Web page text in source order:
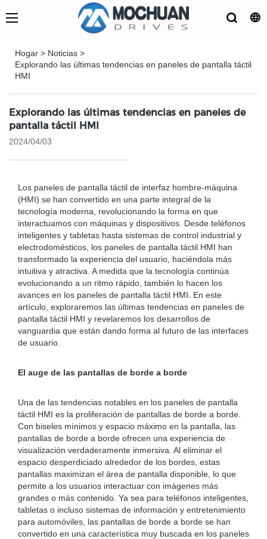
Hogar > Noticias >
Explorando las últimas tendencias en paneles de pantalla táctil
HMI
Explorando las últimas tendencias en paneles de
pantalla táctil HMI
2024/04/03
Los paneles de pantalla táctil de interfaz hombre-máquina
(HMI) se han convertido en una parte integral de la
tecnología moderna, revolucionando la forma en que
interactuamos con máquinas y dispositivos. Desde teléfonos
inteligentes y tabletas hasta sistemas de control industrial y
electrodomésticos, los paneles de pantalla táctil HMI han
transformado la experiencia del usuario, haciéndola más
intuitiva y atractiva. A medida que la tecnología continúa
evolucionando a un ritmo rápido, también lo hacen los
avances en los paneles de pantalla táctil HMI. En este
artículo, exploraremos las últimas tendencias en paneles de
pantalla táctil HMI y revelaremos los desarrollos de
vanguardia que están dando forma al futuro de las interfaces
de usuario.
El auge de las pantallas de borde a borde
Una de las tendencias notables en los paneles de pantalla
táctil HMI es la proliferación de pantallas de borde a borde.
Con biseles mínimos y espacio máximo en la pantalla, las
pantallas de borde a borde ofrecen una experiencia de
visualización verdaderamente inmersiva. Al eliminar el
espacio desperdiciado alrededor de los bordes, estas
pantallas maximizan el área de pantalla disponible, lo que
permite a los usuarios interactuar con imágenes más
grandes o más contenido. Ya sea para teléfonos inteligentes,
tabletas o incluso sistemas de información y entretenimiento
para automóviles, las pantallas de borde a borde se han
convertido en una característica muy buscada en los paneles